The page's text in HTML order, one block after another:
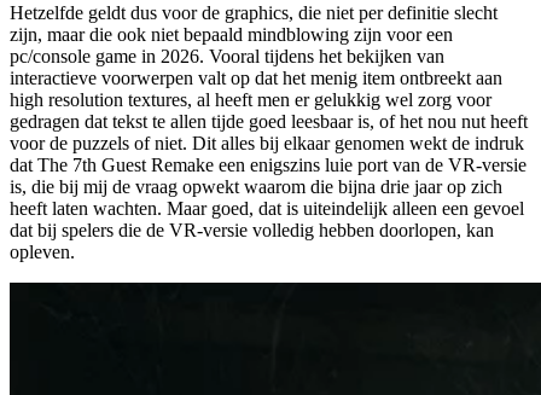
Hetzelfde geldt dus voor de graphics, die niet per definitie slecht
zijn, maar die ook niet bepaald mindblowing zijn voor een
pc/console game in 2026. Vooral tijdens het bekijken van
interactieve voorwerpen valt op dat het menig item ontbreekt aan
high resolution textures, al heeft men er gelukkig wel zorg voor
gedragen dat tekst te allen tijde goed leesbaar is, of het nou nut heeft
voor de puzzels of niet. Dit alles bij elkaar genomen wekt de indruk
dat The 7th Guest Remake een enigszins luie port van de VR-versie
is, die bij mij de vraag opwekt waarom die bijna drie jaar op zich
heeft laten wachten. Maar goed, dat is uiteindelijk alleen een gevoel
dat bij spelers die de VR-versie volledig hebben doorlopen, kan
opleven.